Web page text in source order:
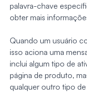
palavra-chave
obter mais
Quando um usuário
isso aciona uma
inclui algum tipo de
página de produto,
qualquer outro tipo